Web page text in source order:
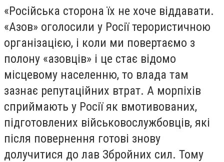
«Російська сторона їх не хоче віддавати.
«Азов» оголосили у Росії терористичною
організацією, і коли ми повертаємо з
полону «азовців» і це стає відомо
місцевому населенню, то влада там
зазнає репутаційних втрат. А морпіхів
сприймають у Росії як вмотивованих,
підготовлених військовослужбовців, які
після повернення готові знову
долучитися до лав Збройних сил. Тому